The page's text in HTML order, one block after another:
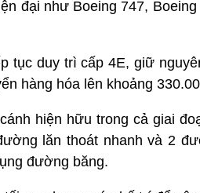
đại như Boeing 747, Boeing
tục duy trì cấp 4E, giữ
hàng hóa lên khoảng
hiện hữu trong cả giai
lăn thoát nhanh và 2
đường băng.